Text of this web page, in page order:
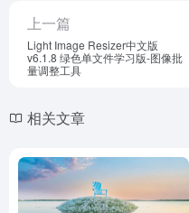
上一篇
Light Image Resizer中文版
v6.1.8 绿色单文件学习版-图像批
量调整工具
相关文章